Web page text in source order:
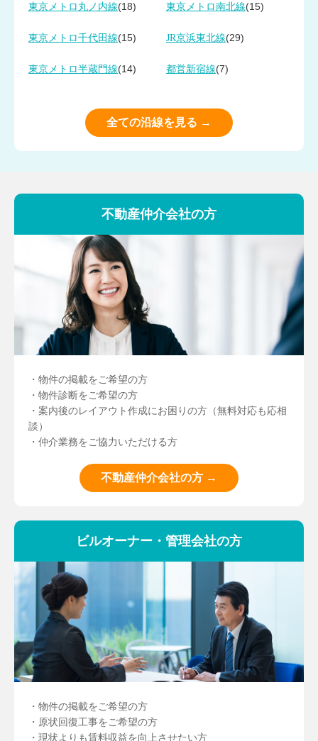
東京メトロ丸ノ内線(18) 東京メトロ南北線(15)
東京メトロ千代田線(15) JR京浜東北線(29)
東京メトロ半蔵門線(14) 都営新宿線(7)
全ての沿線を見る →
不動産仲介会社の方
・物件の掲載をご希望の方
・物件診断をご希望の方
・案内後のレイアウト作成にお困りの方（無料対応も応相
談）
・仲介業務をご協力いただける方
不動産仲介会社の方 →
ビルオーナー・管理会社の方
・物件の掲載をご希望の方
・原状回復工事をご希望の方
・現状よりも賃料収益を向上させたい方